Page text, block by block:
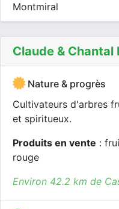
Montmiral
Claude & Chantal
Nature & progrès
Cultivateurs d'arbres
et spiritueux.
Produits en vente :
rouge
Environ 42.2 km de